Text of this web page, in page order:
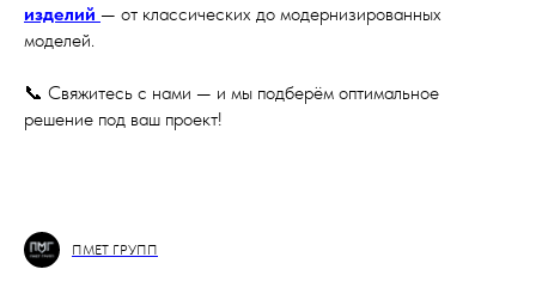
изделий — от классических до модернизированных
моделей.
📞 Свяжитесь с нами — и мы подберём оптимальное
решение под ваш проект!
ПМЕТ ГРУПП